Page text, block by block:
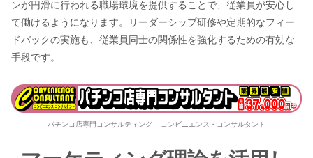
ンが円滑に行われる職場環境を提供することで、従業員が安心し
て働けるようになります。リーダーシップ研修や定期的なフィー
ドバックの実施も、従業員同士の関係性を強化するための有効な
手段です。
パチンコ店専門コンサルティング – コンビニエンス・コンサルタント